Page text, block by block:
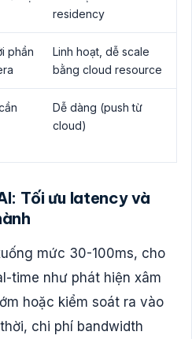
residency
phần
Linh hoạt, dễ scale
bằng cloud resource
Dễ dàng (push từ
cloud)
Tối ưu latency và
mức 30-100ms, cho
time như phát hiện xâm
hoặc kiểm soát ra vào
chi phí bandwidth